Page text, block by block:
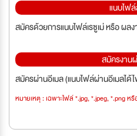
แนบไฟ
สมัครด้วยการแนบไฟล์เรซูเม่ หรือ ผล
สมัครงาน
สมัครผ่านอีเมล (แนบไฟล์ผ่านอีเมลได้
หมายเหตุ : เฉพาะไฟล์ *.jpg, *.jpeg, *.png ห